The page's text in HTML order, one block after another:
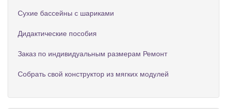
Сухие бассейны с шариками
Дидактические пособия
Заказ по индивидуальным размерам Ремонт
Собрать свой конструктор из мягких модулей